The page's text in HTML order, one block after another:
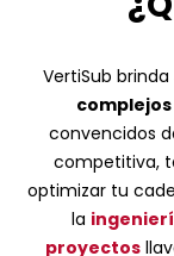
VertiSub brinda
convencidos
competitiva,
optimizar tu
la
proyectos